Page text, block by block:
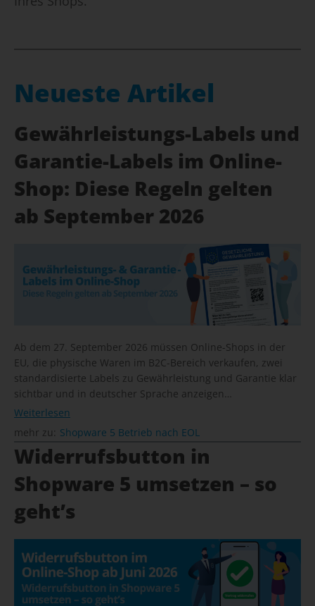
Neueste Artikel
Gewährleistungs-Labels und
Garantie-Labels im Online-
Shop: Diese Regeln gelten
ab September 2026
Ab dem 27. September 2026 müssen Online-Shops in der
EU, die physische Waren im B2C-Bereich verkaufen, zwei
standardisierte Labels zu Gewährleistung und Garantie klar
sichtbar und in deutscher Sprache anzeigen…
Weiterlesen
mehr zu: Shopware 5 Betrieb nach EOL
Widerrufsbutton in
Shopware 5 umsetzen – so
geht’s